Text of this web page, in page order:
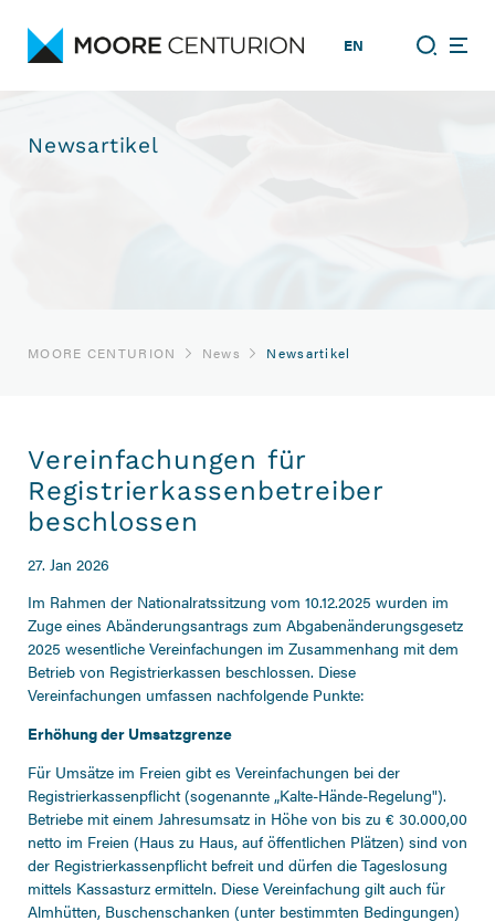
EN
Newsartikel
MOORE CENTURION News Newsartikel
Vereinfachungen für
Registrierkassenbetreiber
beschlossen
27. Jan 2026
Im Rahmen der Nationalratssitzung vom 10.12.2025 wurden im
Zuge eines Abänderungsantrags zum Abgabenänderungsgesetz
2025 wesentliche Vereinfachungen im Zusammenhang mit dem
Betrieb von Registrierkassen beschlossen. Diese
Vereinfachungen umfassen nachfolgende Punkte:
Erhöhung der Umsatzgrenze
Für Umsätze im Freien gibt es Vereinfachungen bei der
Registrierkassenpflicht (sogenannte „Kalte-Hände-Regelung").
Betriebe mit einem Jahresumsatz in Höhe von bis zu € 30.000,00
netto im Freien (Haus zu Haus, auf öffentlichen Plätzen) sind von
der Registrierkassenpflicht befreit und dürfen die Tageslosung
mittels Kassasturz ermitteln. Diese Vereinfachung gilt auch für
Almhütten, Buschenschanken (unter bestimmten Bedingungen)